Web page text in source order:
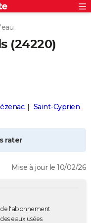
(24220)
Saint-Cyprien
rater
Mise à jour le 10/02/26
de l'abonnement
eaux usées